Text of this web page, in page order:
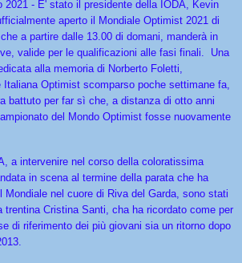
2021 - E' stato il presidente della IODA, Kevin
aperto il Mondiale Optimist 2021 di
a partire dalle 13.00 di domani, manderà in
valide per le qualificazioni alle fasi finali. Una
alla memoria di Norberto Foletti,
Italiana Optimist scomparso poche settimane fa,
battuto per far sì che, a distanza di otto anni
del Mondo Optimist fosse nuovamente
a intervenire nel corso della coloratissima
in scena al termine della parata che ha
Mondiale nel cuore di Riva del Garda, sono stati
trentina Cristina Santi, cha ha ricordato come per
di riferimento dei più giovani sia un ritorno dopo